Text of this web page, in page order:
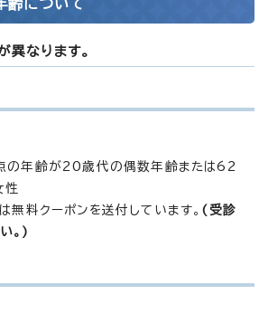
齢について
異なります。
年齢が20歳代の偶数年齢または62
性
料クーポンを送付しています。 (受診
。)